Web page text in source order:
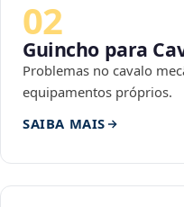
02
Guincho para
Problemas no cavalo
equipamentos próprios.
SAIBA MAIS